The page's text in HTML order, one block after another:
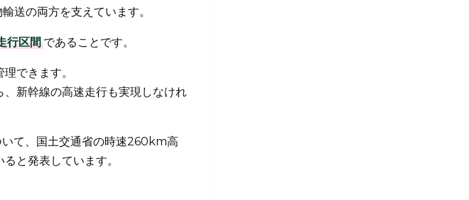
送の両方を支えています。
行区間 であることです。
できます。
新幹線の高速走行も実現しなけれ
て、国土交通省の時速260km高
と発表しています。